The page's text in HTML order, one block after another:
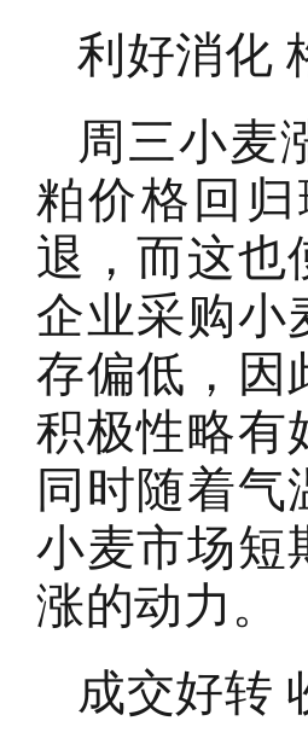
利好消化
周三小麦
粕价格回
退，而这也
企业采购小
存偏低，因
积极性略有
同时随着
小麦市场短
涨的动力。
成交好转